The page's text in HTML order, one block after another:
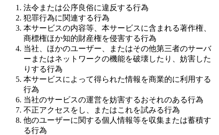
法令または公序良俗に違反する行為
犯罪行為に関連する行為
本サービスの内容等、本サービスに含まれる著作権、
商標権ほか知的財産権を侵害する行為
当社、ほかのユーザー、またはその他第三者のサーバ
ーまたはネットワークの機能を破壊したり、妨害した
りする行為
本サービスによって得られた情報を商業的に利用する
行為
当社のサービスの運営を妨害するおそれのある行為
不正アクセスをし、またはこれを試みる行為
他のユーザーに関する個人情報等を収集または蓄積す
る行為